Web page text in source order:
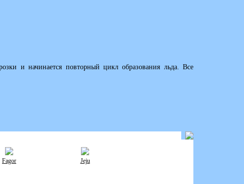
и начинается повторный цикл образования льда. Все
Fagor Jeju